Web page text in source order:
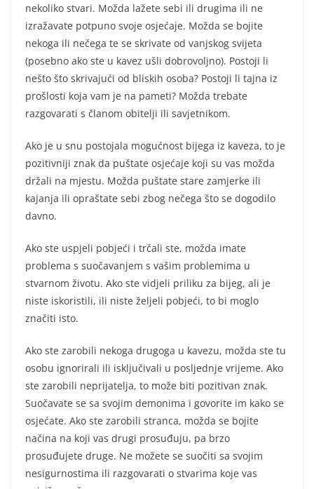
nekoliko stvari. Možda lažete sebi ili drugima ili ne
izražavate potpuno svoje osjećaje. Možda se bojite
nekoga ili nečega te se skrivate od vanjskog svijeta
(posebno ako ste u kavez ušli dobrovoljno). Postoji li
nešto što skrivajući od bliskih osoba? Postoji li tajna iz
prošlosti koja vam je na pameti? Možda trebate
razgovarati s članom obitelji ili savjetnikom.
Ako je u snu postojala mogućnost bijega iz kaveza, to je
pozitivniji znak da puštate osjećaje koji su vas možda
držali na mjestu. Možda puštate stare zamjerke ili
kajanja ili opraštate sebi zbog nečega što se dogodilo
davno.
Ako ste uspjeli pobjeći i trčali ste, možda imate
problema s suočavanjem s vašim problemima u
stvarnom životu. Ako ste vidjeli priliku za bijeg, ali je
niste iskoristili, ili niste željeli pobjeći, to bi moglo
značiti isto.
Ako ste zarobili nekoga drugoga u kavezu, možda ste tu
osobu ignorirali ili isključivali u posljednje vrijeme. Ako
ste zarobili neprijatelja, to može biti pozitivan znak.
Suočavate se sa svojim demonima i govorite im kako se
osjećate. Ako ste zarobili stranca, možda se bojite
načina na koji vas drugi prosuđuju, pa brzo
prosuđujete druge. Ne možete se suočiti sa svojim
nesigurnostima ili razgovarati o stvarima koje vas